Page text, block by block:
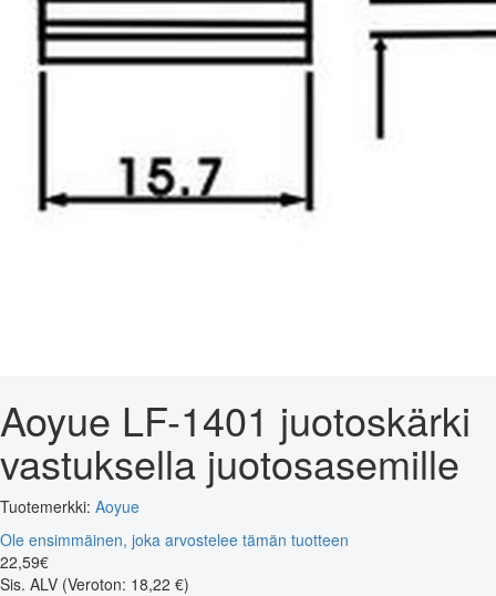
Aoyue LF-1401 juotoskärki
vastuksella juotosasemille
Tuotemerkki: Aoyue
Ole ensimmäinen, joka arvostelee tämän tuotteen
22,59€
Sis. ALV (Veroton: 18,22 €)